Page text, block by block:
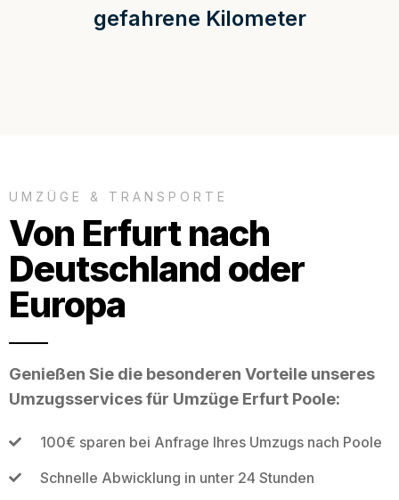
gefahrene Kilometer
UMZÜGE & TRANSPORTE
Von Erfurt nach
Deutschland oder
Europa
Genießen Sie die besonderen Vorteile unseres
Umzugsservices für Umzüge Erfurt Poole:
100€ sparen bei Anfrage Ihres Umzugs nach Poole
Schnelle Abwicklung in unter 24 Stunden